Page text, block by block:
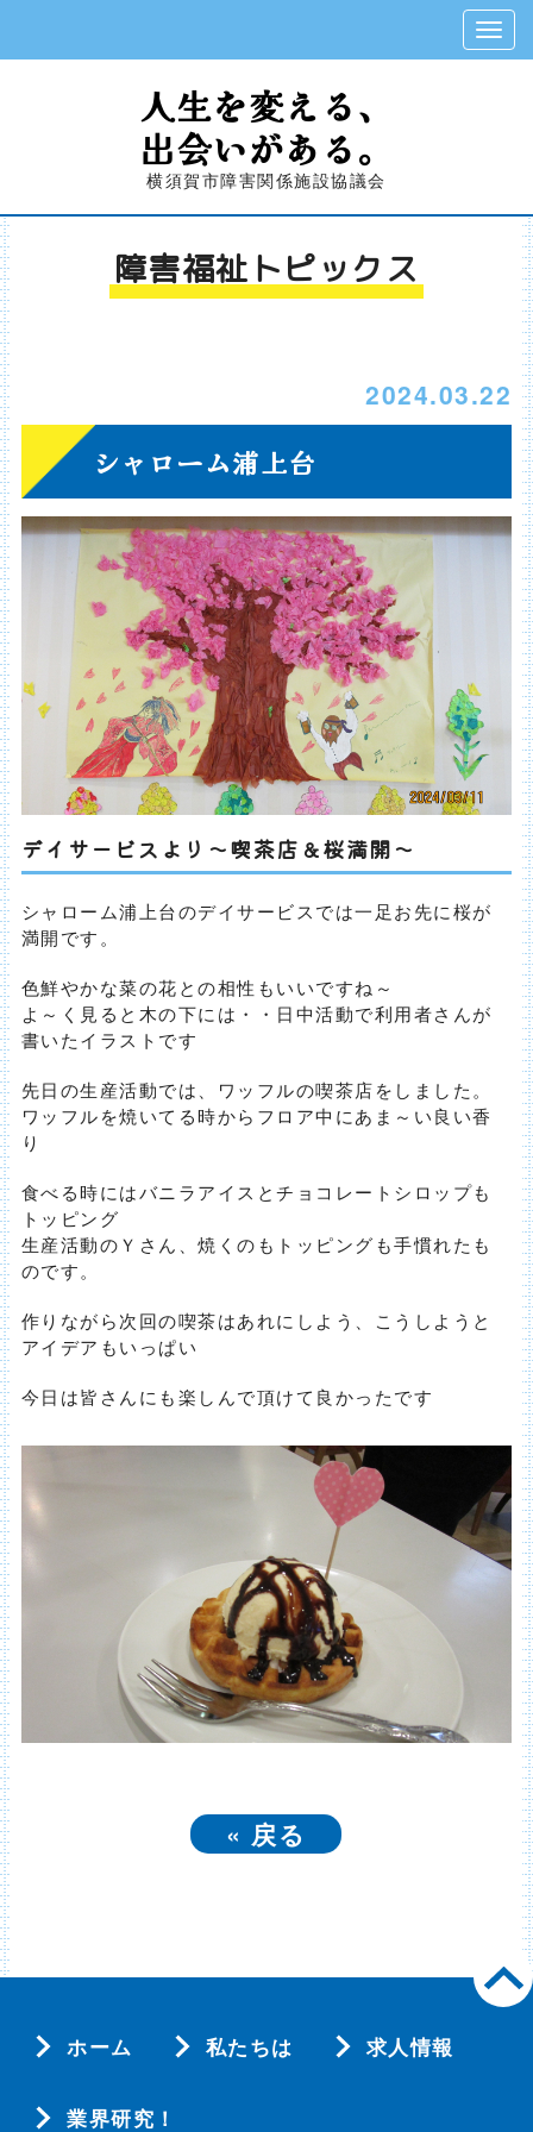
人生を変える、
出会いがある。
横須賀市障害関係施設協議会
障害福祉トピックス
2024.03.22
シャローム浦上台
デイサービスより～喫茶店＆桜満開～
シャローム浦上台のデイサービスでは一足お先に桜が
満開です。
色鮮やかな菜の花との相性もいいですね～
よ～く見ると木の下には・・日中活動で利用者さんが
書いたイラストです
先日の生産活動では、ワッフルの喫茶店をしました。
ワッフルを焼いてる時からフロア中にあま～い良い香
り
食べる時にはバニラアイスとチョコレートシロップも
トッピング
生産活動のＹさん、焼くのもトッピングも手慣れたも
のです。
作りながら次回の喫茶はあれにしよう、こうしようと
アイデアもいっぱい
今日は皆さんにも楽しんで頂けて良かったです
« 戻る
ホーム 私たちは 求人情報
業界研究！